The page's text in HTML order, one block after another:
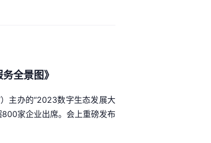
全景图》
主办的“2023数字生态发展大
800家企业出席。会上重磅发布